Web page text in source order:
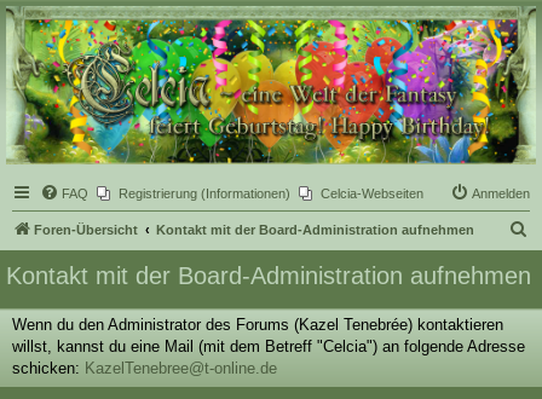
Celcia - eine Welt der
Fantasy
FAQ Registrierung (Informationen) Celcia-Webseiten Anmelden
Foren-Übersicht Kontakt mit der Board-Administration aufnehmen
c
Kontakt mit der Board-Administration aufnehmen
Wenn du den Administrator des Forums (Kazel Tenebrée) kontaktieren
willst, kannst du eine Mail (mit dem Betreff "Celcia") an folgende Adresse
schicken: KazelTenebree@t-online.de